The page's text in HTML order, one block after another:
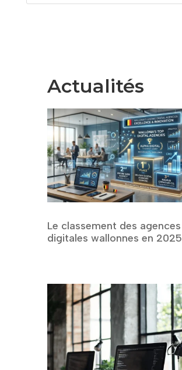
Actualités
Le classement des agences
digitales wallonnes en 2025